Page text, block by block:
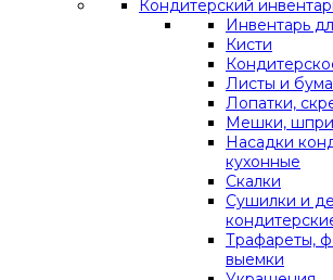
Кондитерский
Инвентарь
Кисти
Листы и
Лопатки,
Мешки,
Насадки
кухонные
Скалки
Сушилки и
Трафареты,
выемки